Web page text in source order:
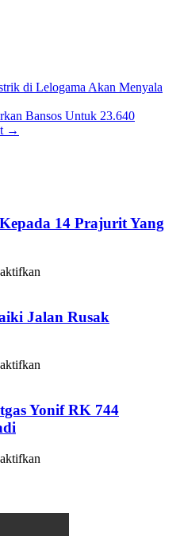
di Lelogama Akan Menyala
Bansos Untuk 23.640
→
14 Prajurit Yang
1605/Belu
Kepada
Yang
Jalan Rusak
Perbaiki
Fatubesi
Yonif RK 744
Satgas